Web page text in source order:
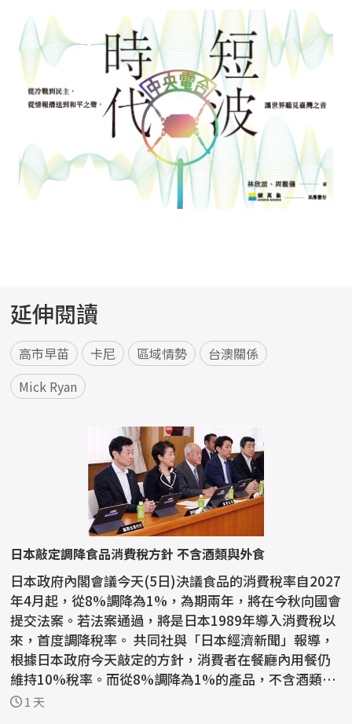
延伸閱讀
高市早苗 卡尼 區域情勢
台澳關係
Mick Ryan
日本敲定調降食品消費稅方針 不含酒類與外食
日本政府內閣會議今天(5日)決議食品的消費稅率自2027
年4月起，從8%調降為1%，為期兩年，將在今秋向國會
提交法案。若法案通過，將是日本1989年導入消費稅以
來，首度調降稅率。 共同社與「日本經濟新聞」報導，
根據日本政府今天敲定的方針，消費者在餐廳內用餐仍
維持10%稅率。而從8%調降為1%的產品，不含酒類與
外食。...
1 天